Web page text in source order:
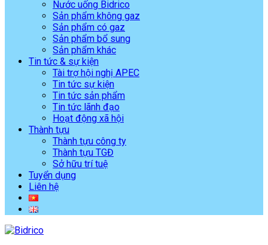
Nước uống Bidrico
Sản phẩm không gaz
Sản phẩm có gaz
Sản phẩm bổ sung
Sản phẩm khác
Tin tức & sự kiện
Tài trợ hội nghị APEC
Tin tức sự kiện
Tin tức sản phẩm
Tin tức lãnh đạo
Hoạt động xã hội
Thành tựu
Thành tựu công ty
Thành tựu TGĐ
Sở hữu trí tuệ
Tuyển dụng
Liên hệ